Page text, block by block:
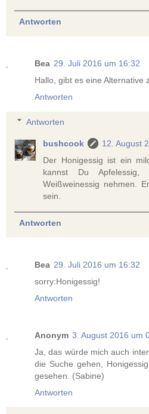
Antworten
Bea 29. Juli 2016 um 16:32
Hallo, gibt es eine Alternative
Antworten
Antworten
bushcook
12. August
Der Honigessig ist ein
kannst Du Apfelessig,
Weißweinessig nehmen.
sein.
Antworten
Bea 29. Juli 2016 um 16:32
sorry:Honigessig!
Antworten
Anonym 3. August 2016 um
Ja, das würde mich auch
die Suche gehen,
gesehen. (Sabine)
Antworten